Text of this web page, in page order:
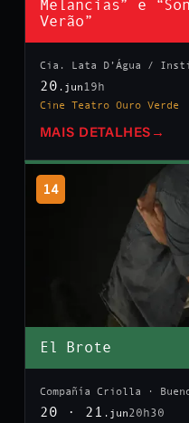
Melancias” e
Verão”
Cia. Lata D’Água /
20 .jun 19h
Cine Teatro Ouro Verde
MAIS DETALHES →
14
El Brote
Compañía Criolla ·
20 · 21 .jun20h30